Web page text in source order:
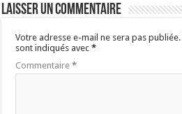
Laisser un commentaire
Votre adresse e-mail ne sera pas publiée.
sont indiqués avec*
Commentaire*